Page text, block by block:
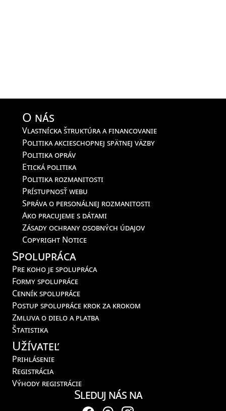
O nás
Vlastnícka štruktúra a financovanie
Politika akcieschopnej spätnej väzby
Politika opráv
Etická politika
Politika rozmanitosti
Prístupnosť webu
Správa o personálnej rozmanitosti
Ako pracujeme s dátami
Zásady ochrany osobných údajov
Copyright Notice
Spolupráca
Pre koho je spolupráca
Formy spolupráce
Cenník spolupráce
Postup spolupráce krok za krokom
Zmluva o dielo a platba
Štatistika
Užívateľ
Prihlásenie
Registrácia
Výhody registrácie
Sleduj nás na